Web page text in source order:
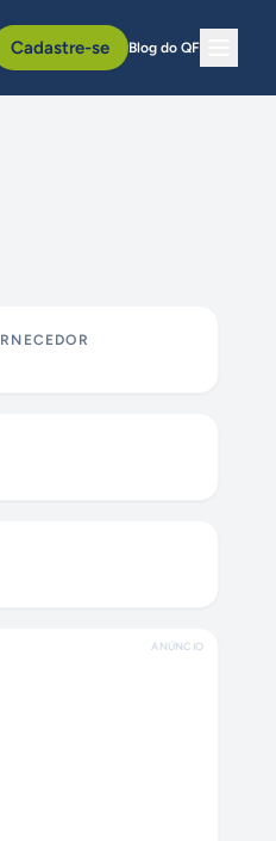
Cadastre-se Blog do QF
ANÚNCIO